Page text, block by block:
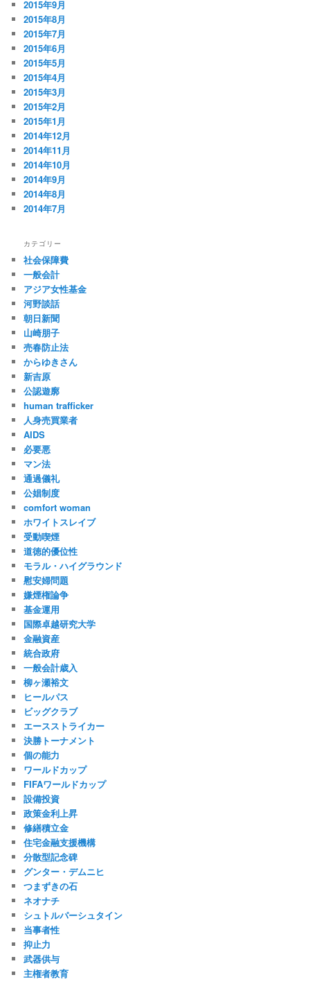
2015年9月
2015年8月
2015年7月
2015年6月
2015年5月
2015年4月
2015年3月
2015年2月
2015年1月
2014年12月
2014年11月
2014年10月
2014年9月
2014年8月
2014年7月
カテゴリー
社会保障費
一般会計
アジア女性基金
河野談話
朝日新聞
山崎朋子
売春防止法
からゆきさん
新吉原
公認遊廓
human trafficker
人身売買業者
AIDS
必要悪
マン法
通過儀礼
公娼制度
comfort woman
ホワイトスレイブ
受動喫煙
道徳的優位性
モラル・ハイグラウンド
慰安婦問題
嫌煙権論争
基金運用
国際卓越研究大学
金融資産
統合政府
一般会計歳入
柳ヶ瀬裕文
ヒールパス
ビッグクラブ
エースストライカー
決勝トーナメント
個の能力
ワールドカップ
FIFAワールドカップ
設備投資
政策金利上昇
修繕積立金
住宅金融支援機構
分散型記念碑
グンター・デムニヒ
つまずきの石
ネオナチ
シュトルパーシュタイン
当事者性
抑止力
武器供与
主権者教育